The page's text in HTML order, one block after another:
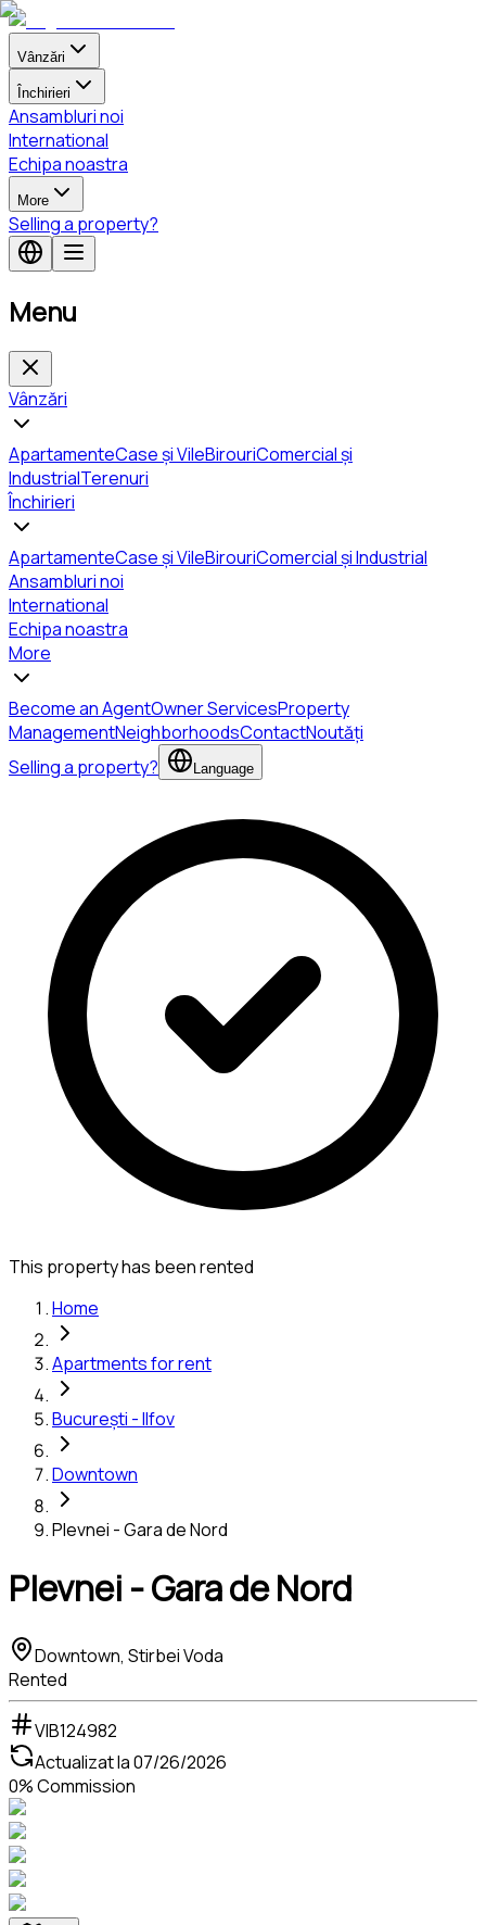
Vânzări
Închirieri
Ansambluri noi
International
Echipa noastra
More
Selling a property?
Menu
Vânzări
ApartamenteCase și VileBirouriComercial și
IndustrialTerenuri
Închirieri
ApartamenteCase și VileBirouriComercial și Industrial
Ansambluri noi
International
Echipa noastra
More
Become an AgentOwner ServicesProperty
ManagementNeighborhoodsContactNoutăți
Selling a property?
Language
This property has been rented
Home
Apartments for rent
București - Ilfov
Downtown
Plevnei - Gara de Nord
Plevnei - Gara de Nord
Downtown, Stirbei Voda
Rented
VIB124982
Actualizat la07/26/2026
0% Commission